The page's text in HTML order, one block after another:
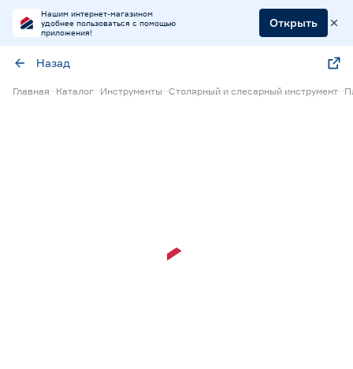
Нашим интернет-магазином
удобнее пользоваться с помощью
приложения!
Открыть
Назад
Главная Каталог Инструменты Столярный и слесарный инструмент